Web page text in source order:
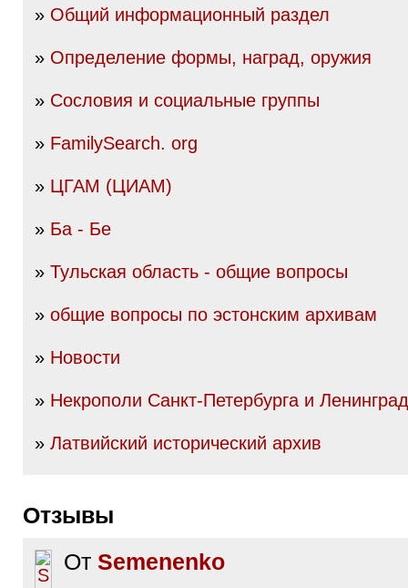
» Общий информационный раздел
» Определение формы, наград, оружия
» Сословия и социальные группы
» FamilySearch. org
» ЦГАМ (ЦИАМ)
» Ба - Бе
» Тульская область - общие вопросы
» общие вопросы по эстонским архивам
» Новости
» Некрополи Санкт-Петербурга и
» Латвийский исторический архив
Отзывы
От Semenenko